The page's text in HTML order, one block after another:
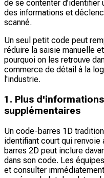
de se contenter
des informations et
scanné.
Un seul petit code peut
réduire la saisie manuelle
pourquoi on les retrouve
commerce de détail à la
l'industrie.
1. Plus
supplémentaires
Un code-barres 1D
identifiant court qui renvoie
barres 2D peut inclure
dans son code. Les
et consulter